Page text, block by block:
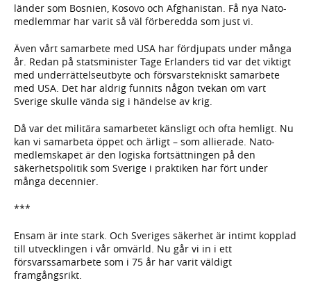
länder som Bosnien, Kosovo och Afghanistan. Få nya Nato-
medlemmar har varit så väl förberedda som just vi.
Även vårt samarbete med USA har fördjupats under många
år. Redan på statsminister Tage Erlanders tid var det viktigt
med underrättelseutbyte och försvarstekniskt samarbete
med USA. Det har aldrig funnits någon tvekan om vart
Sverige skulle vända sig i händelse av krig.
Då var det militära samarbetet känsligt och ofta hemligt. Nu
kan vi samarbeta öppet och ärligt – som allierade. Nato-
medlemskapet är den logiska fortsättningen på den
säkerhetspolitik som Sverige i praktiken har fört under
många decennier.
***
Ensam är inte stark. Och Sveriges säkerhet är intimt kopplad
till utvecklingen i vår omvärld. Nu går vi in i ett
försvarssamarbete som i 75 år har varit väldigt
framgångsrikt.